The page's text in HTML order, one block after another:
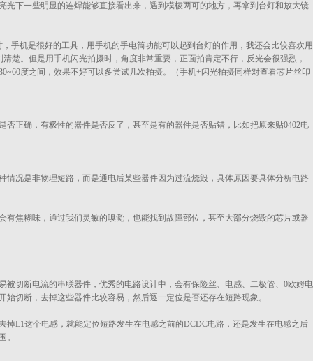
光下一些明显的连焊能够直接看出来，遇到模棱两可的地方，再拿到台灯和放大镜
手机是很好的工具，用手机的手电筒功能可以起到台灯的作用，我还会比较喜欢用
楚。但是用手机闪光拍摄时，角度非常重要，正面拍肯定不行，反光会很强烈，
度之间，效果不好可以多尝试几次拍摄。（手机+闪光拍摄同样对查看芯片丝印
否正确，有极性的器件是否反了，甚至是有的器件是否贴错，比如把原来贴0402电
况是非物理短路，而是通电后某些器件因为过流烧毁，具体原因要具体分析电路
焦糊味，通过我们灵敏的嗅觉，也能找到故障部位，甚至大部分烧毁的芯片或器
被切断电流的串联器件，优秀的电路设计中，会有保险丝、电感、二极管、0欧姆电
切断，去掉这些器件比较容易，然后逐一定位是否还存在短路现象。
L1这个电感，就能定位短路发生在电感之前的DCDC电路，还是发生在电感之后
。